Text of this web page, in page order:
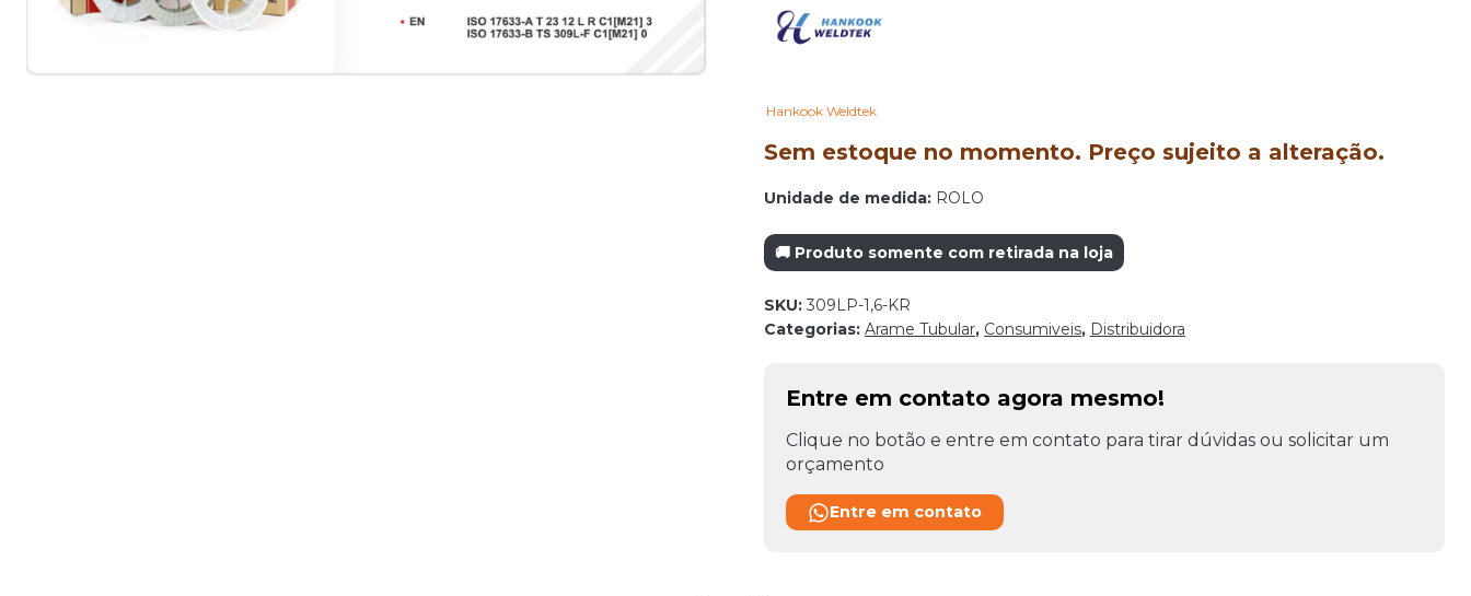
Hankook Weldtek
Sem estoque no momento. Preço sujeito a alteração.
Unidade de medida:ROLO
🚚 Produto somente com retirada na loja
SKU: 309LP-1,6-KR
Categorias: Arame Tubular, Consumiveis, Distribuidora
Entre em contato agora mesmo!
Clique no botão e entre em contato para tirar dúvidas ou solicitar um
orçamento
Entre em contato